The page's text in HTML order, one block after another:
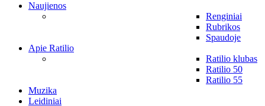
Naujienos
Renginiai
Rubrikos
Spaudoje
Apie Ratilio
Ratilio klubas
Ratilio 50
Ratilio 55
Muzika
Leidiniai